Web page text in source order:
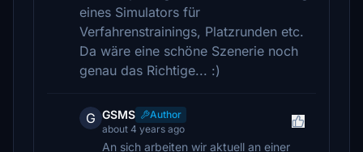
eines Simulators für
Verfahrenstrainings, Platzrunden etc.
Da wäre eine schöne Szenerie noch
genau das Richtige... :)
G GSMS
Author
about 4 years ago
An sich arbeiten wir aktuell an einer